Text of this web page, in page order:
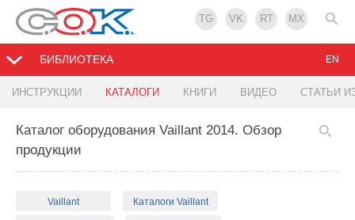
TG VK RT MX
БИБЛИОТЕКА
ИНСТРУКЦИИ КАТАЛОГИ КНИГИ ВИДЕО СТАТЬИ
EN
Каталог оборудования Vaillant 2014. Обзор
продукции
Vaillant Каталоги Vaillant